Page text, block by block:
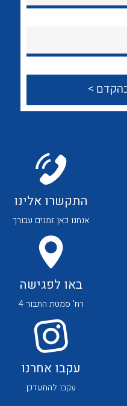
התקשרו אלינו
אנחנו כאן זמנים עבורך
באו לפגישה
רח' סמטת התבור 4
עקבו אחרנו
עקבו להתעדכן